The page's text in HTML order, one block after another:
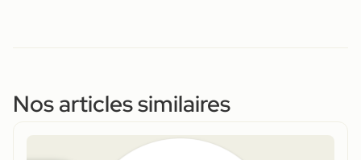
Nos articles similaires